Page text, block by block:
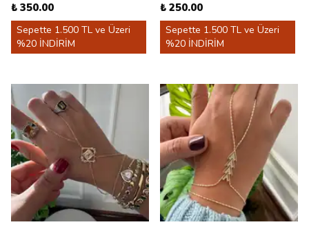
₺ 350.00
Sepette 1.500 TL ve Üzeri
%20 İNDİRİM
₺ 250.00
Sepette 1.500 TL ve Üzeri
%20 İNDİRİM